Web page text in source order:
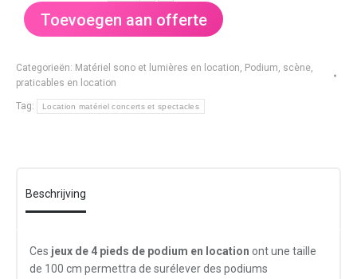
pieds
podium
cm)
aantal
Toevoegen aan offerte
Categorieën: Matériel sono et lumières en location, Podium, scène,
praticables en location
Tag: Location matériel concerts et spectacles
Beschrijving
Ces jeux de 4 pieds de podium en location ont une taille
de 100 cm permettra de surélever des podiums